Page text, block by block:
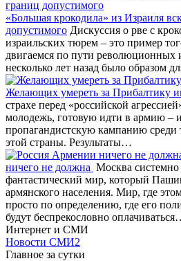
«Большая крокодила» из Израиля
допустимого Дискуссия о рве с
израильских тюрем – это пример
двигаемся по пути революционных
несколько лет назад было образом
Желающих умереть за Прибалтику
страхе перед «российской
молодежь, готовую идти в армию –
пропагандистскую кампанию среди
этой страны. Результаты…
ничего не должна Москва системно
фантастический мир, который
армянского населения. Мир, где
просто по определению, где его
будут беспрекословно
Интернет и СМИ
Новости СМИ2
Главное за сутки